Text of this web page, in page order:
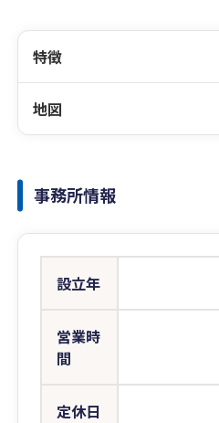
特徴
地図
事務所情報
設立年
営業時
間
定休日